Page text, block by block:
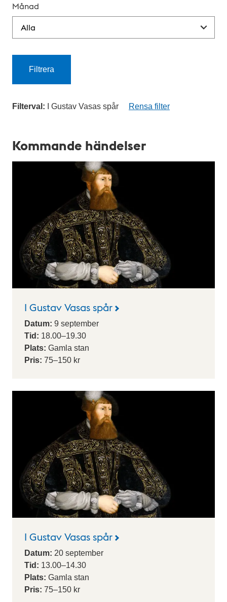
Månad
Filtrera
Filterval: I Gustav Vasas spår Rensa filter
a
l
m
Kommande händelser
I Gustav Vasas spår
Datum: 9 september
Tid: 18.00–19.30
Plats: Gamla stan
Pris: 75–150 kr
I Gustav Vasas spår
Datum: 20 september
Tid: 13.00–14.30
Plats: Gamla stan
Pris: 75–150 kr